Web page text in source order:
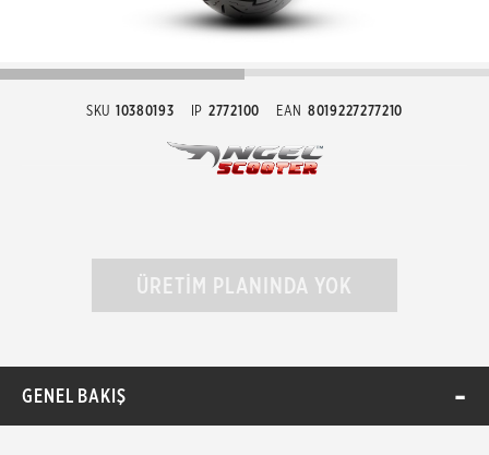
SKU 10380193 IP 2772100 EAN 8019227277210
ÜRETİM PLANINDA YOK
GENEL BAKIŞ